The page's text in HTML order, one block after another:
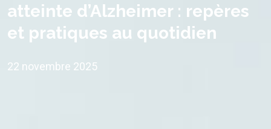
atteinte d’Alzheimer : repères
et pratiques au quotidien
22 novembre 2025